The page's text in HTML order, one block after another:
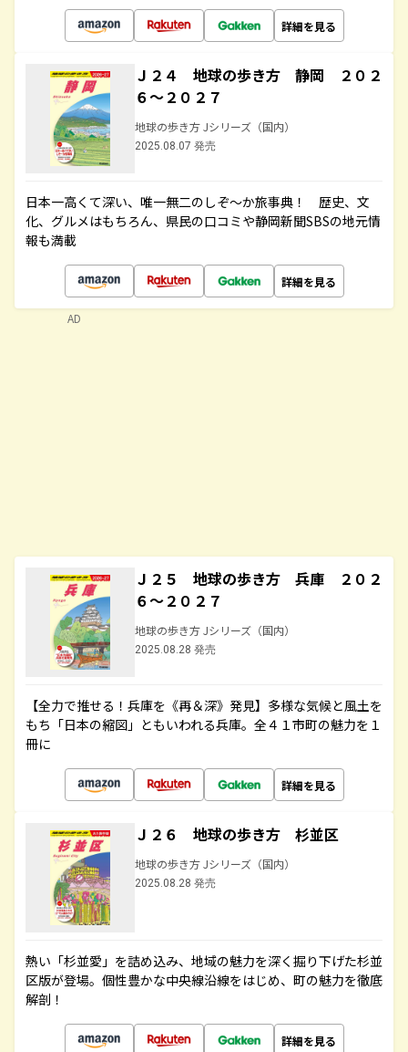
詳細を見る
Ｊ２４ 地球の歩き方 静岡 ２０２
６～２０２７
地球の歩き方 Jシリーズ（国内）
2025.08.07 発売
日本一高くて深い、唯一無二のしぞ～か旅事典！ 歴史、文
化、グルメはもちろん、県民の口コミや静岡新聞SBSの地元情
報も満載
詳細を見る
Ｊ２５ 地球の歩き方 兵庫 ２０２
６～２０２７
地球の歩き方 Jシリーズ（国内）
2025.08.28 発売
【全力で推せる！兵庫を《再＆深》発見】多様な気候と風土を
もち「日本の縮図」ともいわれる兵庫。全４１市町の魅力を１
冊に
詳細を見る
Ｊ２６ 地球の歩き方 杉並区
地球の歩き方 Jシリーズ（国内）
2025.08.28 発売
熱い「杉並愛」を詰め込み、地域の魅力を深く掘り下げた杉並
区版が登場。個性豊かな中央線沿線をはじめ、町の魅力を徹底
解剖！
詳細を見る
AD